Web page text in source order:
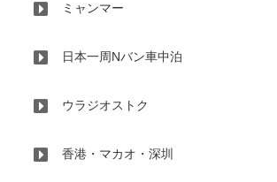
ミャンマー
日本一周Nバン車中泊
ウラジオストク
香港・マカオ・深圳